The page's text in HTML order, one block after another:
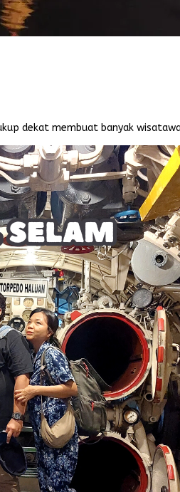
dekat membuat banyak